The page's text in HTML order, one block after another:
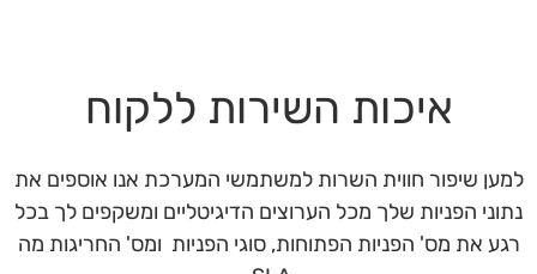
איכות השירות ללקוח
למען שיפור חווית השרות למשתמשי המערכת אנו אוספים את
נתוני הפניות שלך מכל הערוצים הדיגיטליים ומשקפים לך בכל
רגע את מס' הפניות הפתוחות, סוגי הפניות ומס' החריגות מה